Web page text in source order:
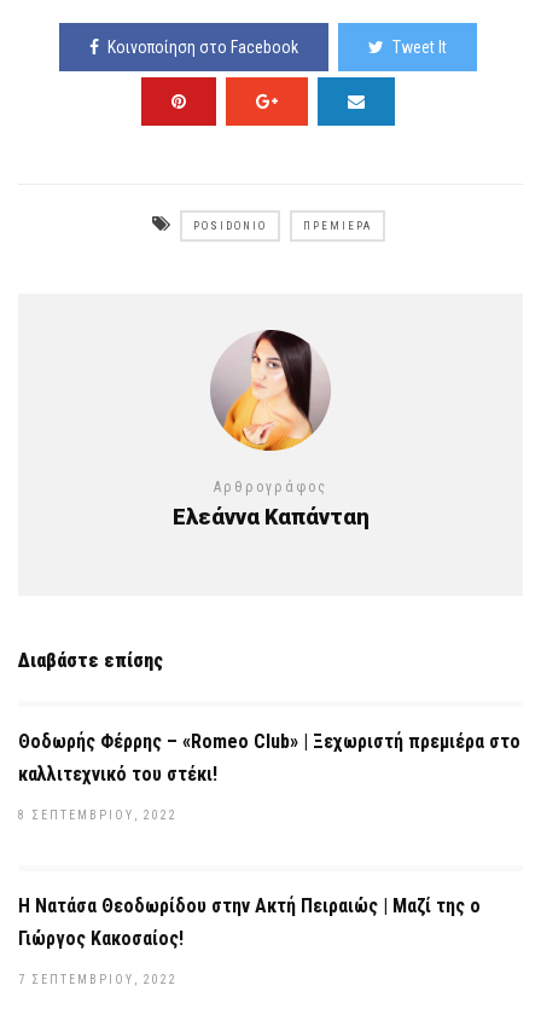
Κοινοποίηση στο Facebook Tweet It
POSIDONIO ΠΡΕΜΙΈΡΑ
Αρθρογράφος
Ελεάννα Καπάνταη
Διαβάστε επίσης
Θοδωρής Φέρρης – «Romeo Club» | Ξεχωριστή πρεμιέρα στο
καλλιτεχνικό του στέκι!
8 ΣΕΠΤΕΜΒΡΊΟΥ, 2022
Η Νατάσα Θεοδωρίδου στην Ακτή Πειραιώς | Μαζί της ο
Γιώργος Κακοσαίος!
7 ΣΕΠΤΕΜΒΡΊΟΥ, 2022